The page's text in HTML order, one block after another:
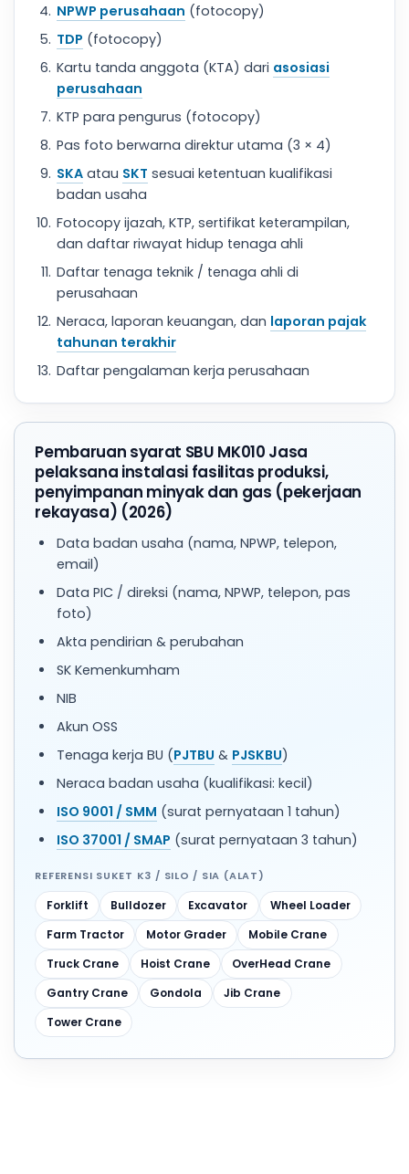
NPWP perusahaan (fotocopy)
TDP (fotocopy)
Kartu tanda anggota (KTA) dari asosiasi
perusahaan
KTP para pengurus (fotocopy)
Pas foto berwarna direktur utama (3 × 4)
SKA atau SKT sesuai ketentuan kualifikasi
badan usaha
Fotocopy ijazah, KTP, sertifikat keterampilan,
dan daftar riwayat hidup tenaga ahli
Daftar tenaga teknik / tenaga ahli di
perusahaan
Neraca, laporan keuangan, dan laporan pajak
tahunan terakhir
Daftar pengalaman kerja perusahaan
Pembaruan syarat SBU MK010 Jasa
pelaksana instalasi fasilitas produksi,
penyimpanan minyak dan gas (pekerjaan
rekayasa) (2026)
Data badan usaha (nama, NPWP, telepon,
email)
Data PIC / direksi (nama, NPWP, telepon, pas
foto)
Akta pendirian & perubahan
SK Kemenkumham
NIB
Akun OSS
Tenaga kerja BU (PJTBU & PJSKBU)
Neraca badan usaha (kualifikasi: kecil)
ISO 9001 / SMM (surat pernyataan 1 tahun)
ISO 37001 / SMAP (surat pernyataan 3 tahun)
REFERENSI SUKET K3 / SILO / SIA (ALAT)
Forklift Bulldozer Excavator
Wheel Loader
Farm Tractor
Motor Grader
Mobile Crane
Truck Crane
Hoist Crane
OverHead Crane
Gantry Crane
Gondola
Jib Crane
Tower Crane